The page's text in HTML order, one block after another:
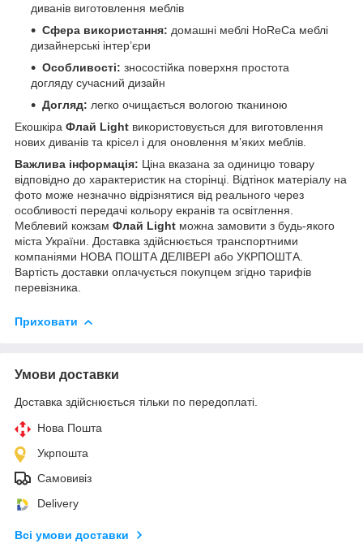
диванів виготовлення меблів
Сфера використання: домашні меблі HoReCa меблі
дизайнерські інтер’єри
Особливості: зносостійка поверхня простота
догляду сучасний дизайн
Догляд: легко очищається вологою тканиною
Екошкіра Флай Light використовується для виготовлення
нових диванів та крісел і для оновлення м’яких меблів.
Важлива інформація: Ціна вказана за одиницю товару
відповідно до характеристик на сторінці. Відтінок матеріалу на
фото може незначно відрізнятися від реального через
особливості передачі кольору екранів та освітлення.
Меблевий кожзам Флай Light можна замовити з будь-якого
міста України. Доставка здійснюється транспортними
компаніями НОВА ПОШТА ДЕЛІВЕРІ або УКРПОШТА.
Вартість доставки оплачується покупцем згідно тарифів
перевізника.
Приховати
Умови доставки
Доставка здійснюється тільки по передоплаті.
Нова Пошта
Укрпошта
Самовивіз
Delivery
Всі умови доставки